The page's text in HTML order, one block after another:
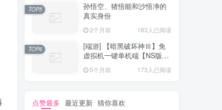
孙悟空、猪悟能和沙悟净的
真实身份
2个月前 183人已阅读
TOP5
[端游] 【暗黑破坏神Ⅲ】免
虚拟机一键单机端【NS版
5个月前 173人已阅读
TOP6
点赞最多 最近更新 猜你喜欢